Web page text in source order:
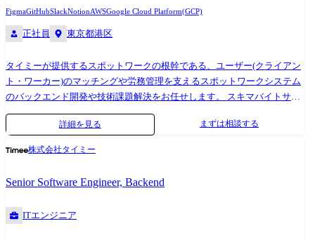
登壇、記事の発信など技術コミュニティへの貢献や広報にも力を入れて
ームで活躍できる環境を目指して様々なオンボーディングプログラムを
実施しています。 例えば、入社後チームや技術領域が近いメンバーがメ
ンターとして伴走するオンボーディングの実施や、現職のスクラムマス
ターからスクラムに関する考え方や手法などをインプットするスクラム
オンボーディング、配属直後にマネジメント層とのWelcome 1on1を実施
しています。これからの取り組みによって、会社への不明点を早期に解
ト・フレックスの働き方が浸透しており、NotionやSlackを活用したテキ
ストコミュニケーション、ハドルやMeetを使った同期的なコミュニケー
ションなどによって職種問わずコミュニケーションが活発な環境になっ
得意なやり方で良いと考えています。 例えば、他者を動かして成果を出
リードする人もいます。 テクノロジーマネジメント、プロジェクトマネ
ジメント、プロダクトマネジメント、ピープルマネジメントの割合も各
EMの担当領域や注力課題により異なります。 ●開発環境 フロントエン
ド: TypeScript, React, Next.js バックエンド: Rust(axum), TypeScript,
Node.js(Express, Fastify, NestJS) 機械学習・アルゴリズム: Rust, Python,
OpenCV, PyTorch, TorchServe, Elasticsearch, Vertex AI インフラ: Google
ArgoCD, Kustomize, Helm, Terraform, Datadog, MixPanel, Sentry Data:
CloudSQL(PostgreSQL), AlloyDB, BigQuery, dbt, trocco API: GraphQL,
REST, gRPC 認証: Auth0 開発ツール: GitHub Copilot, Figma, Storybook コ
FigmaGitHubSlackNotionAWSGoogle Cloud Platform(GCP)
正社員 東京都港区
タイミーが提供するスポットワークの根幹である、ユーザー(クライアン
ト・ワーカー)のマッチングや労務管理を支えるスポットワークシステム
のバックエンド開発や技術課題解決をお任せします。 スキマバイトサー
ビス「タイミー」は数万件に及ぶ求人とワーカーのマッチングから勤務
実績に対する評価、スポットワークにおける雇用契約から給与計算や勤
怠管理など労務管理まで、顧客が体験するすべてのプロセスに対してサ
いまで完了するような、なめらかなスポットワーク体験を実現するため
の機能開発や改善に携わっていただきます。 今後の事業成長に向けたユ
ーザー体験向上の実現と更なる事業スケールに向けた中長期的な技術課
詳細を見る まずは相談する
株式会社タイミー
Senior Software Engineer, Backend
ITエンジニア